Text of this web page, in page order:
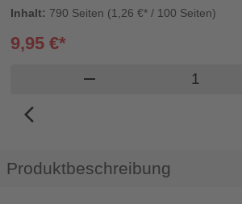
Inhalt: 790 Seiten (1,26 €* / 100 Seiten)
9,95 €*
remove Produkt
arrow_back_ios_new
Produktbeschreibung